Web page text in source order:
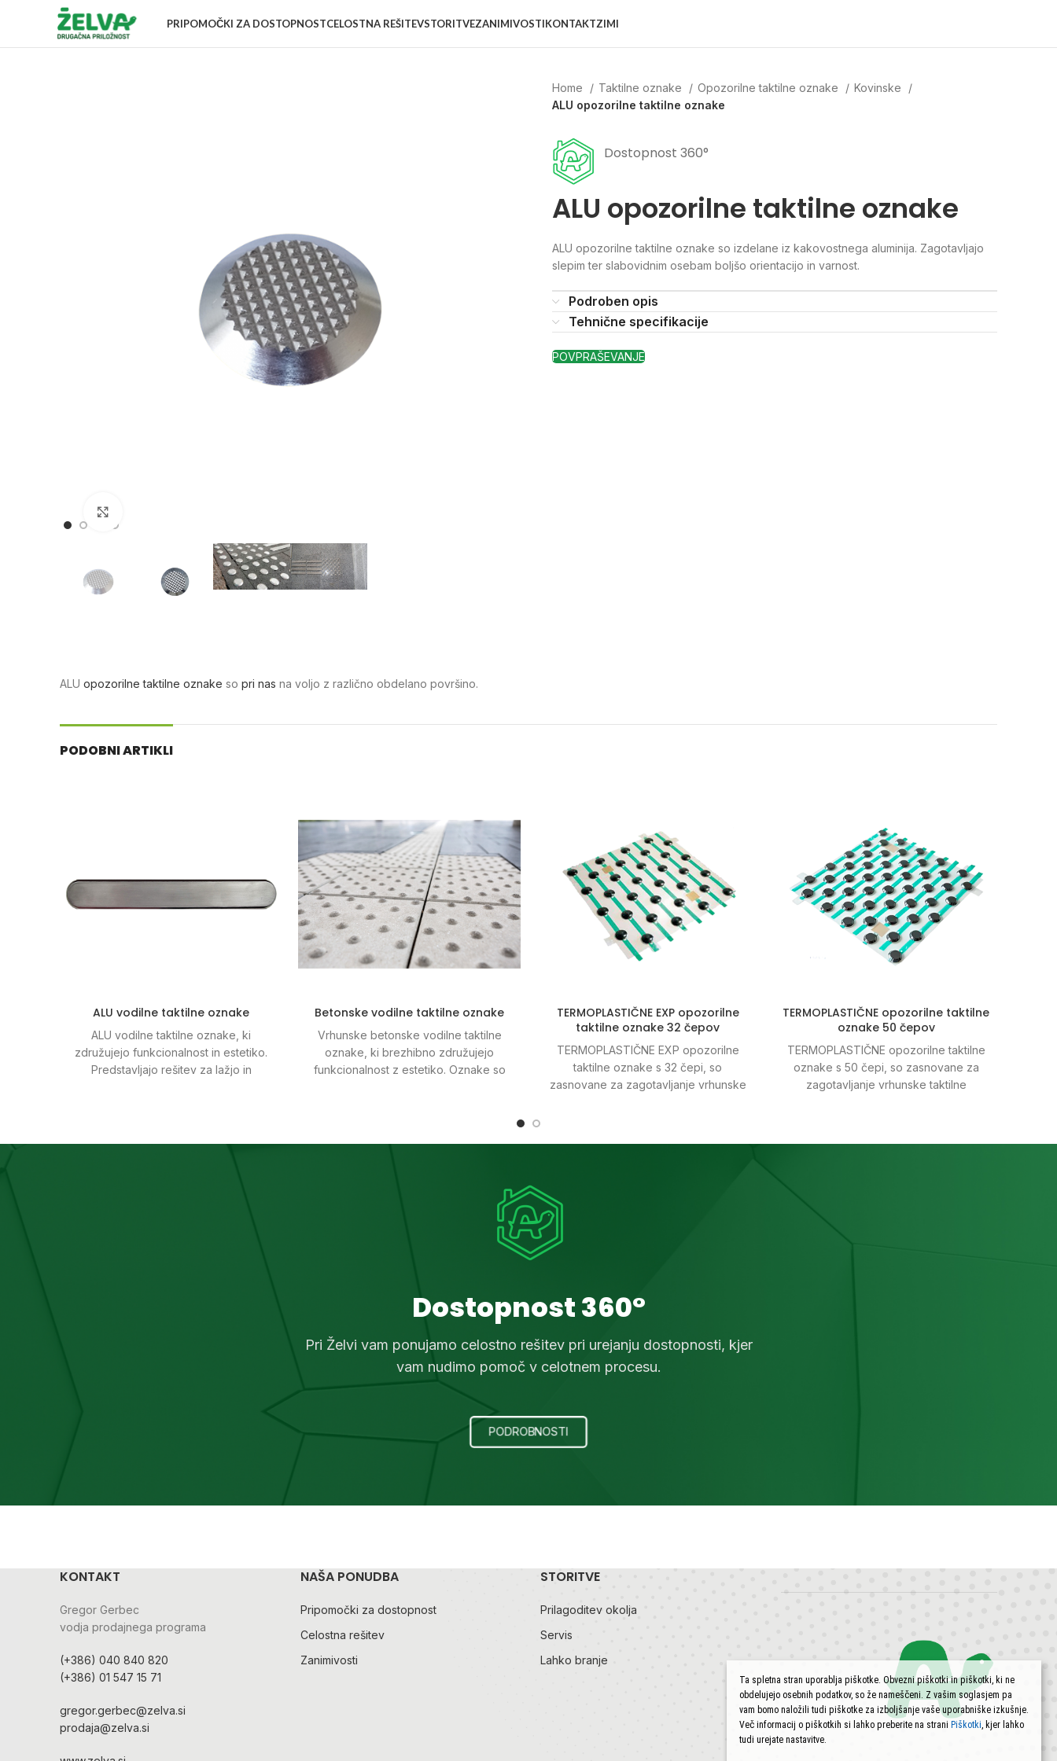
PRIPOMOČKI ZA DOSTOPNOSTCELOSTNA REŠITEVSTORITVEZANIMIVOSTIKONTAKTZIMI
Home Taktilne oznake Opozorilne taktilne oznake
Kovinske
ALU opozorilne taktilne oznake
Dostopnost 360°
ALU opozorilne taktilne oznake
ALU opozorilne taktilne oznake so izdelane iz kakovostnega aluminija. Zagotavljajo
slepim ter slabovidnim osebam boljšo orientacijo in varnost.
Podroben opis
Tehnične specifikacije
POVPRAŠEVANJE
ALU opozorilne taktilne oznake so pri nas na voljo z različno obdelano površino.
PODOBNI ARTIKLI
ALU vodilne taktilne oznake
ALU vodilne taktilne oznake, ki
združujejo funkcionalnost in estetiko.
Predstavljajo rešitev za lažjo in
Betonske vodilne taktilne oznake
Vrhunske betonske vodilne taktilne
oznake, ki brezhibno združujejo
funkcionalnost z estetiko. Oznake so
TERMOPLASTIČNE EXP opozorilne
taktilne oznake 32 čepov
TERMOPLASTIČNE EXP opozorilne
taktilne oznake s 32 čepi, so
zasnovane za zagotavljanje vrhunske
TERMOPLASTIČNE opozorilne taktilne
oznake 50 čepov
TERMOPLASTIČNE opozorilne taktilne
oznake s 50 čepi, so zasnovane za
zagotavljanje vrhunske taktilne
Dostopnost 360°
Pri Želvi vam ponujamo celostno rešitev pri urejanju dostopnosti, kjer
vam nudimo pomoč v celotnem procesu.
PODROBNOSTI
KONTAKT
Gregor Gerbec
vodja prodajnega programa
(+386) 040 840 820
(+386) 01 547 15 71
gregor.gerbec@zelva.si
prodaja@zelva.si
NAŠA PONUDBA
Pripomočki za dostopnost
Celostna rešitev
Zanimivosti
STORITVE
Prilagoditev okolja
Servis
Lahko branje
Ta spletna stran uporablja piškotke. Obvezni piškotki in piškotki, ki ne
obdelujejo osebnih podatkov, so že nameščeni. Z vašim soglasjem pa
vam bomo naložili tudi piškotke za izboljšanje vaše uporabniške izkušnje.
Več informacij o piškotkih si lahko preberite na strani Piškotki, kjer lahko
tudi urejate nastavitve.